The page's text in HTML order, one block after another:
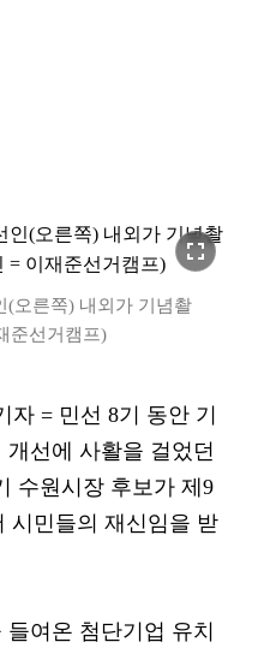
fullscreen
(오른쪽) 내외가 기념촬
준선거캠프)
자 = 민선 8기 동안 기
선에 사활을 걸었던
수원시장 후보가 제9
시민들의 재신임을 받
여온 첨단기업 유치